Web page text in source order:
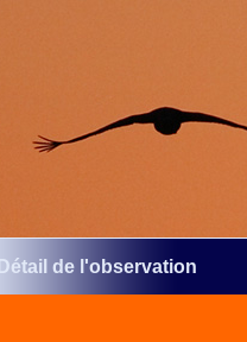
Détail de l'observation